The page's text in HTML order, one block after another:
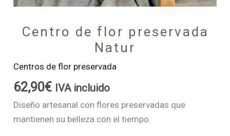
Centro de flor preservada
Natur
Centros de flor preservada
62,90€ IVA incluido
Diseño artesanal con flores preservadas que
mantienen su belleza con el tiempo.